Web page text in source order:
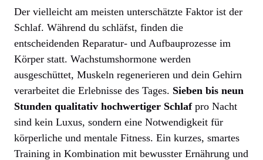
Der vielleicht am meisten unterschätzte Faktor ist der
Schlaf. Während du schläfst, finden die
entscheidenden Reparatur- und Aufbauprozesse im
Körper statt. Wachstumshormone werden
ausgeschüttet, Muskeln regenerieren und dein Gehirn
verarbeitet die Erlebnisse des Tages. Sieben bis neun
Stunden qualitativ hochwertiger Schlafpro Nacht
sind kein Luxus, sondern eine Notwendigkeit für
körperliche und mentale Fitness. Ein kurzes, smartes
Training in Kombination mit bewusster Ernährung und